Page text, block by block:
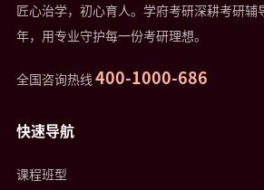
匠心治学，初心育人。学府考研深耕考研辅
年，用专业守护每一份考研理想。
全国咨询热线400-1000-686
快速导航
课程班型